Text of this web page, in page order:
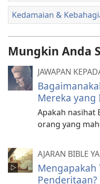
Kedamaian &
Mungkin Anda
JAWAPAN
Mereka yang
Apakah nasihat
orang yang
AJARAN BIBLE
Penderitaan?